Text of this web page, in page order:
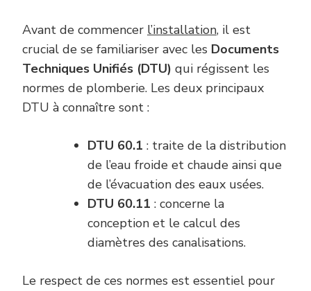
Avant de commencer l’installation, il est
crucial de se familiariser avec les Documents
Techniques Unifiés (DTU) qui régissent les
normes de plomberie. Les deux principaux
DTU à connaître sont :
DTU 60.1 : traite de la distribution
de l’eau froide et chaude ainsi que
de l’évacuation des eaux usées.
DTU 60.11 : concerne la
conception et le calcul des
diamètres des canalisations.
Le respect de ces normes est essentiel pour